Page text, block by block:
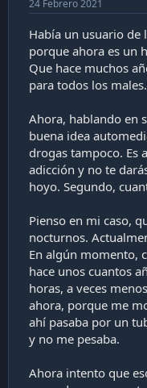
24 Febrero 2021
Había un usuario
porque ahora es un
Que hace muchos
para todos los males.
Ahora, hablando en
buena idea
drogas tampoco. Es
adicción y no te
hoyo. Segundo,
Pienso en mi caso,
nocturnos.
En algún momento,
hace unos cuantos
horas, a veces
ahora, porque me
ahí pasaba por un
y no me pesaba.
Ahora intento que